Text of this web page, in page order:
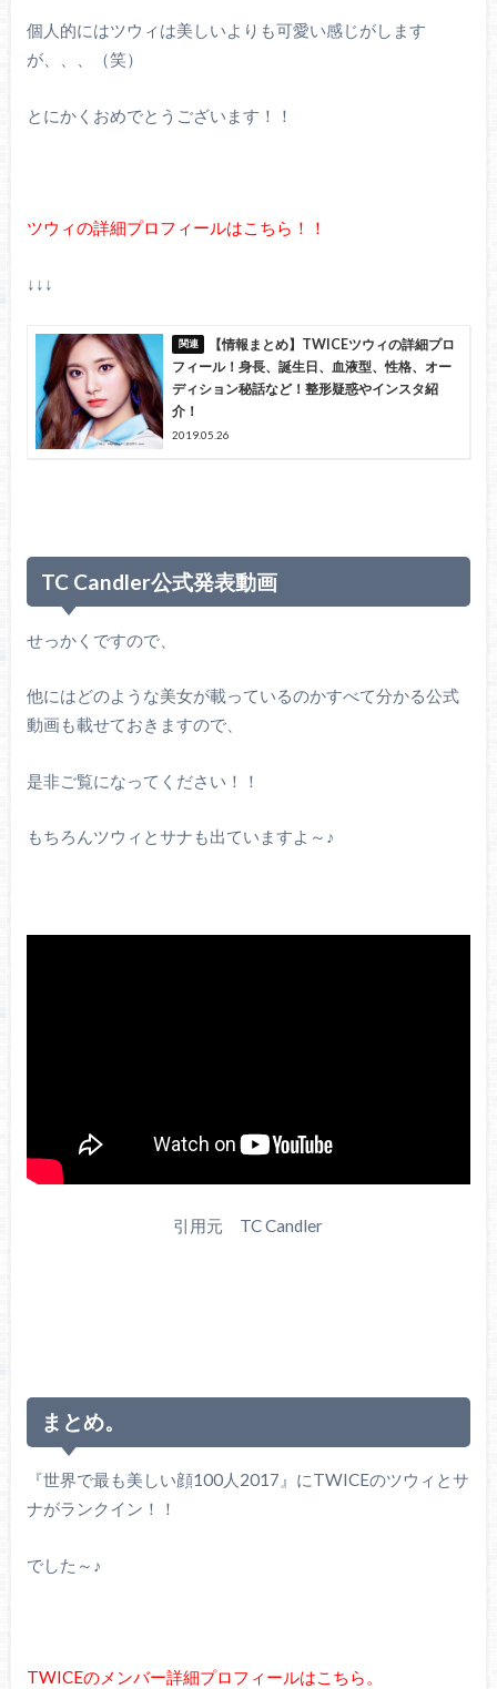
個人的にはツウィは美しいよりも可愛い感じがします
が、、、（笑）
とにかくおめでとうございます！！
ツウィの詳細プロフィールはこちら！！
↓↓↓
【情報まとめ】TWICEツウィの詳細プロ
フィール！身長、誕生日、血液型、性格、オー
ディション秘話など！整形疑惑やインスタ紹
介！
2019.05.26
TC Candler公式発表動画
せっかくですので、
他にはどのような美女が載っているのかすべて分かる公式
動画も載せておきますので、
是非ご覧になってください！！
もちろんツウィとサナも出ていますよ～♪
引用元 TC Candler
まとめ。
『世界で最も美しい顔100人2017』にTWICEのツウィとサ
ナがランクイン！！
でした～♪
TWICEのメンバー詳細プロフィールはこちら。